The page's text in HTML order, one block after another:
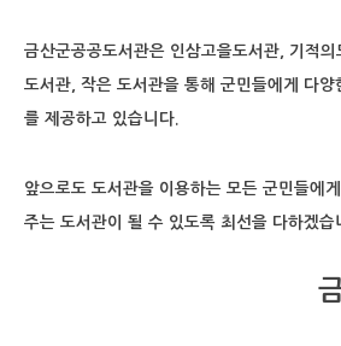
금산군공공도서관은 인삼고을도서관, 기적
도서관, 작은 도서관을 통해 군민들에게 다
를 제공하고 있습니다.
앞으로도 도서관을 이용하는 모든 군민들에
주는 도서관이 될 수 있도록 최선을 다하겠습